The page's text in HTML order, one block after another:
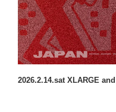
2026.2.14.sat XLARGE